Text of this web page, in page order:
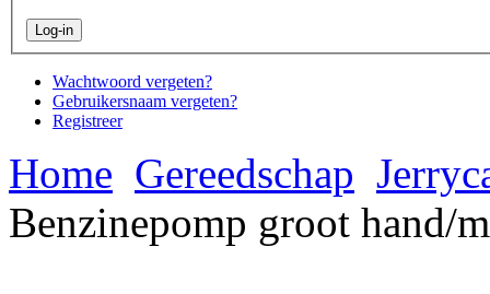
Wachtwoord vergeten?
Gebruikersnaam vergeten?
Registreer
Home Gereedschap
Benzinepomp groot hand/